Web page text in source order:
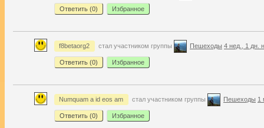
Ответить (0) Избранное
f8betaorg2 стал участником группы Пешеходы 4 нед., 1 дн.
Ответить (0) Избранное
Numquam a id eos am стал участником группы Пешеходы 1
Ответить (0) Избранное